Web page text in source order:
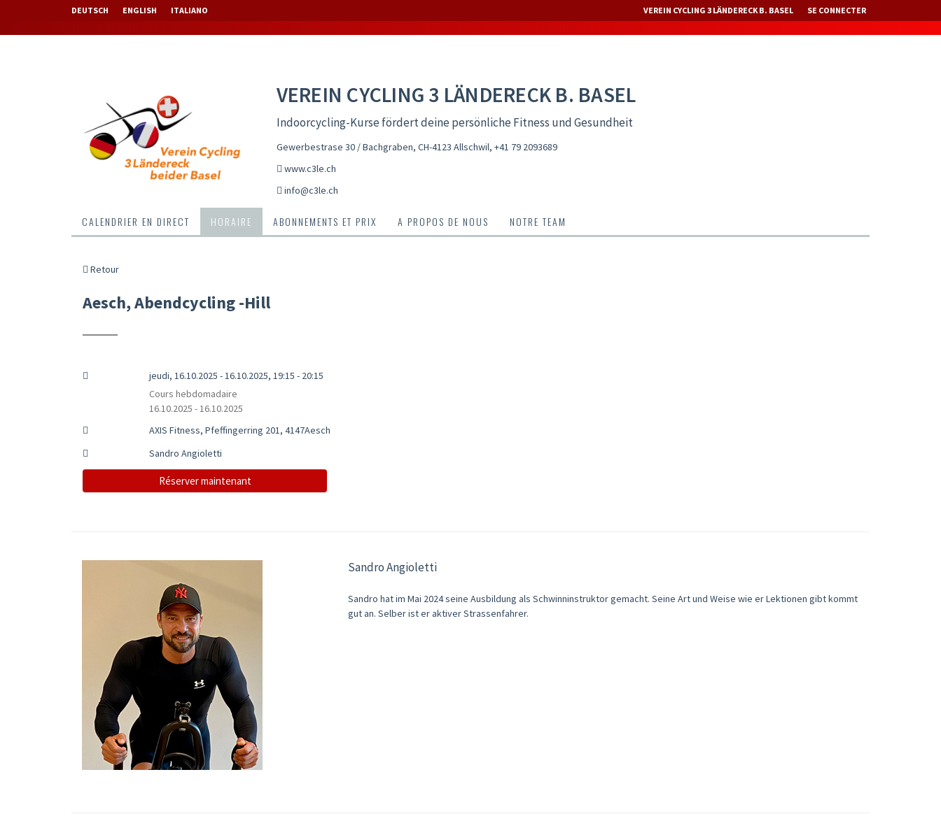
DEUTSCH ENGLISH ITALIANO VEREIN CYCLING 3 LÄNDERECK B. BASEL SE CONNECTER
VEREIN CYCLING 3 LÄNDERECK B. BASEL
Indoorcycling-Kurse fördert deine persönliche Fitness und Gesundheit
Gewerbestrase 30 / Bachgraben, CH-4123 Allschwil, +41 79 2093689
www.c3le.ch
info@c3le.ch
CALENDRIER EN DIRECT HORAIRE ABONNEMENTS ET PRIX A PROPOS DE NOUS NOTRE TEAM
Retour
Aesch, Abendcycling -Hill
jeudi, 16.10.2025 - 16.10.2025, 19:15 - 20:15
Cours hebdomadaire
16.10.2025 - 16.10.2025
AXIS Fitness, Pfeffingerring 201, 4147Aesch
Sandro Angioletti
Réserver maintenant
Sandro Angioletti
Sandro hat im Mai 2024 seine Ausbildung als Schwinninstruktor gemacht. Seine Art und Weise wie er Lektionen gibt kommt
gut an. Selber ist er aktiver Strassenfahrer.